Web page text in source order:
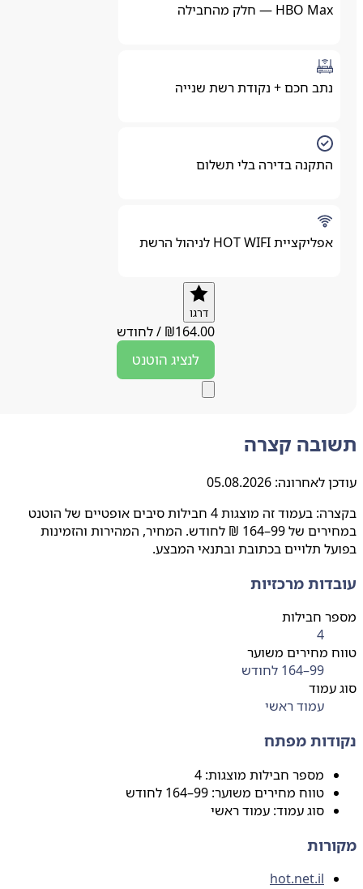
HBO Max — חלק מהחבילה
נתב חכם + נקודת רשת שנייה
התקנה בדירה בלי תשלום
אפליקציית HOT WIFI לניהול הרשת
₪164.00
/לחודש
לנציגהוטנט
קצרה
לאחרונה:05.08.2026
בקצרה: בעמוד זה מוצגות 4 חבילות סיבים אופטיים של הוטנט
במחירים של 99–164 ₪ לחודש. המחיר, המהירות והזמינות
תלויים בכתובת ובתנאי המבצע.
מרכזיות
חבילות
מחירים משוער
עמוד ראשי
מפתח
מספר חבילות מוצגות: 4
טווח מחירים משוער: 99–164 לחודש
סוג עמוד: עמוד ראשי
hot.net.il